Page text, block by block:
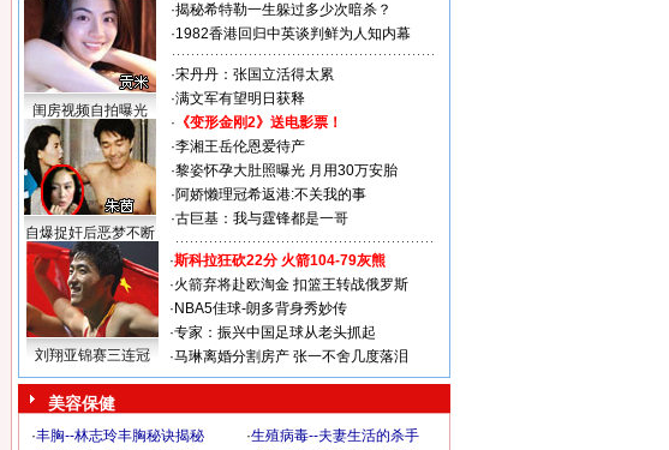
闺房视频自拍曝光
自爆捉奸后恶梦不断
·揭秘希特勒一生躲过多少次暗杀？
·1982香港回归中英谈判鲜为人知内幕
·宋丹丹：张国立活得太累
·满文军有望明日获释
· 《变形金刚2》送电影票！
·李湘王岳伦恩爱待产
·黎姿怀孕大肚照曝光 月用30万安胎
·阿娇懒理冠希返港:不关我的事
·古巨基：我与霆锋都是一哥
刘翔亚锦赛三连冠
·斯科拉狂砍22分 火箭104-79灰熊
·火箭弃将赴欧淘金 扣篮王转战俄罗斯
· NBA5佳球-朗多背身秀妙传
·专家：振兴中国足球从老头抓起
·马琳离婚分割房产 张一不舍几度落泪
美容保健
·丰胸--林志玲丰胸秘诀揭秘 ·生殖病毒--夫妻生活的杀手